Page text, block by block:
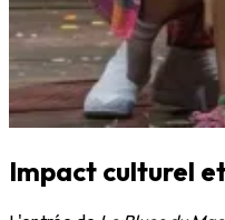
Impact culturel